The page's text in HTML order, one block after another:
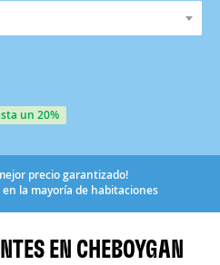
un 20%
precio garantizado!
en la mayoría de habitaciones
EN CHEBOYGAN